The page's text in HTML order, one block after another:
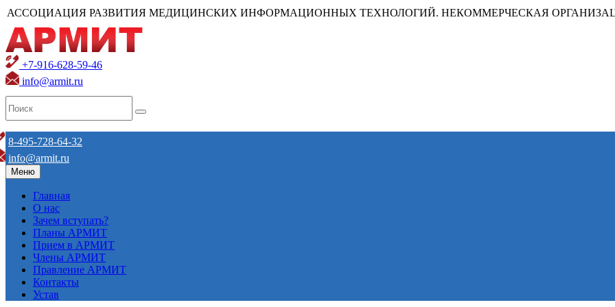
АССОЦИАЦИЯ РАЗВИТИЯ МЕДИЦИНСКИХ ИНФОРМАЦИОННЫХ ТЕХНОЛОГИЙ. НЕКОММЕРЧЕСКАЯ
+7-916-628-59-46
info@armit.ru
8-495-728-64-32
info@armit.ru
Меню
Главная
О нас
Зачем вступать?
Планы АРМИТ
Прием в АРМИТ
Члены АРМИТ
Правление АРМИТ
Контакты
Устав